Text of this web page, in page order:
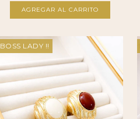
AGREGAR AL CARRITO
BOSS LADY !!